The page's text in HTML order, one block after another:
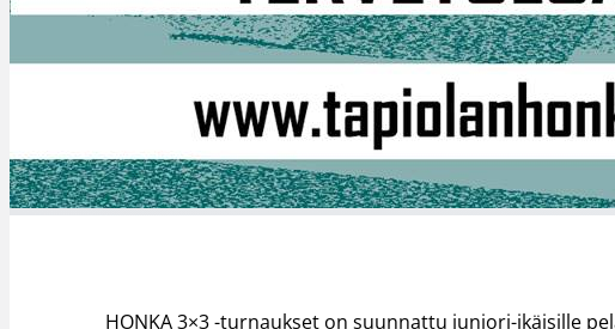
HONKA 3×3 -turnaukset on suunnattu juniori-ikäisille